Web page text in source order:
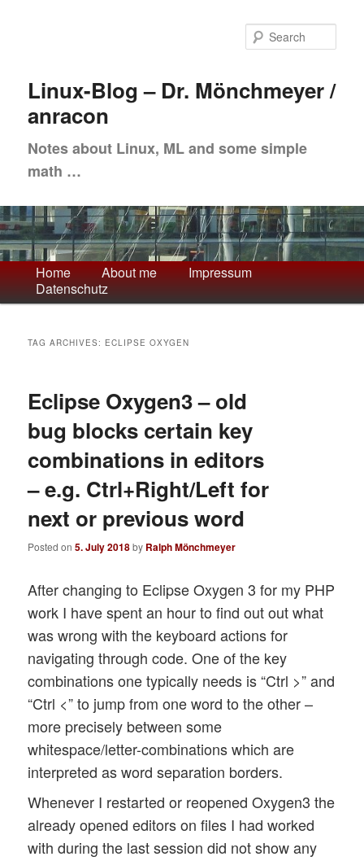
content
contentLinux-Blog – Dr. Mönchmeyer /
anracon
Notes about Linux, ML and some simple
math …
Main
menu
Home About me
Impressum
Datenschutz
TAG ARCHIVES: ECLIPSE OXYGEN
Eclipse Oxygen3 – old
bug blocks certain key
combinations in editors
– e.g. Ctrl+Right/Left for
next or previous word
Posted on5. July 2018by Ralph Mönchmeyer
After changing to Eclipse Oxygen 3 for my PHP
work I have spent an hour to find out out what
was wrong with the keyboard actions for
navigating through code. One of the key
combinations one typically needs is “Ctrl >” and
“Ctrl <” to jump from one word to the other –
more precisely between some
whitespace/letter-combinations which are
interpreted as word separation borders.
Whenever I restarted or reopened Oxygen3 the
already opened editors on files I had worked
with during the last session did not show any